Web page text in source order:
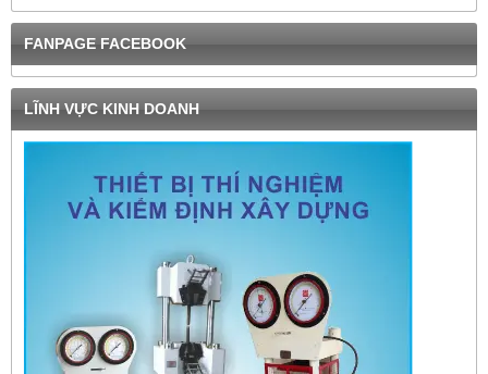
FANPAGE FACEBOOK
LĨNH VỰC KINH DOANH